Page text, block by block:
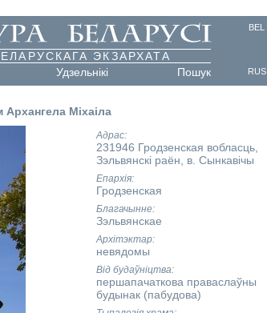
BEL
RUS
ЭКЗАРХАТА
Удзельнікі Пошук
Архангела Міхаіла
Адрас
231946 Гродзенская вобласць,
Зэльвянскі раён, в. Сынкавічы
Епархія
Гродзенская
Благачынне
Зэльвянскае
Архітэктар
невядомы
Від будаўніцтва
першапачаткова праваслаўны
будынак (пабудова)